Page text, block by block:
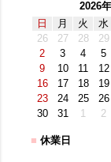
2026
日
月 火 水
26
27 28 29
2
3 4 5
9
10 11 12
16
17 18 19
23
24 25 26
30
31 1 2
■ 休業日